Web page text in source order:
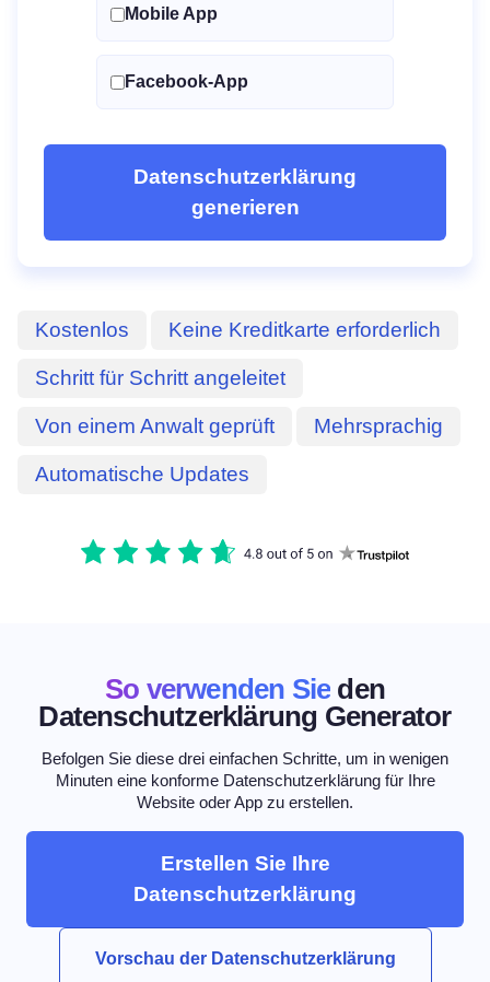
Mobile App
Facebook-App
Datenschutzerklärung
generieren
Kostenlos Keine Kreditkarte erforderlich
Schritt für Schritt angeleitet
Von einem Anwalt geprüft Mehrsprachig
Automatische Updates
So verwenden Sie den
Datenschutzerklärung Generator
Befolgen Sie diese drei einfachen Schritte, um in wenigen
Minuten eine konforme Datenschutzerklärung für Ihre
Website oder App zu erstellen.
Erstellen Sie Ihre
Datenschutzerklärung
Vorschau der Datenschutzerklärung